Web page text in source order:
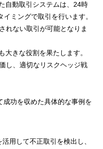
自動取引システムは、24時
ミングで取引を行います。
れない取引が可能となりま
大きな役割を果たします。
し、適切なリスクヘッジ戦
成功を収めた具体的な事例を
用して不正取引を検出し、